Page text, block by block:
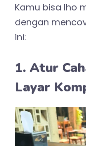
Kamu bisa lho
dengan
ini:
1. Atur
Layar